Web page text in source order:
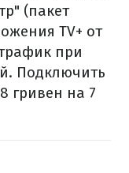
(пакет
TV+ от
при
Подключить
гривен на 7